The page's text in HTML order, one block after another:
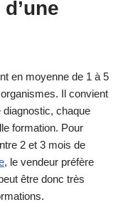
en moyenne de 1 à 5
Il convient
diagnostic, chaque
formation. Pour
2 et 3 mois de
, le vendeur préfère
être donc très